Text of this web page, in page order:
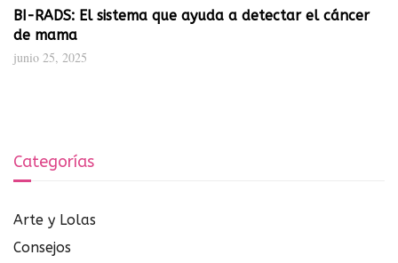
BI-RADS: El sistema que ayuda a detectar el cáncer
de mama
junio 25, 2025
Categorías
Arte y Lolas
Consejos